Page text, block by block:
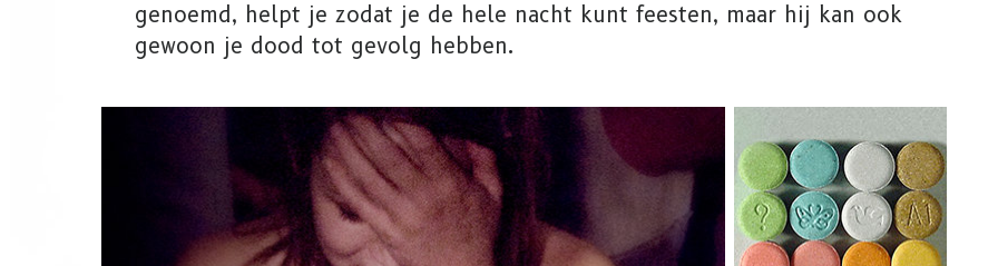
genoemd, helpt je zodat je de hele nacht kunt feesten, maar hij kan ook
gewoon je dood tot gevolg hebben.